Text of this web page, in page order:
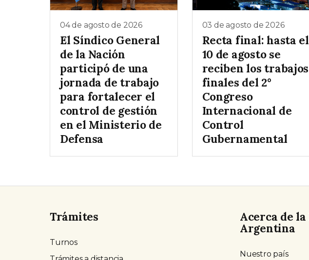
04 de agosto de 2026
El Síndico General
de la Nación
participó de una
jornada de trabajo
para fortalecer el
control de gestión
en el Ministerio de
Defensa
03 de agosto de 2026
Recta final: hasta el
10 de agosto se
reciben los trabajos
finales del 2°
Congreso
Internacional de
Control
Gubernamental
Trámites
Turnos
Acerca de
Argentina
Nuestro país